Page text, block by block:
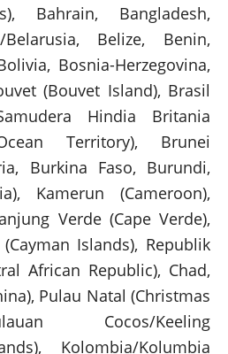
Bahrain, Bangladesh,
Belarusia, Belize, Benin,
Bosnia-Herzegovina,
(Bouvet Island), Brasil
Hindia Britania
Territory), Brunei
Burkina Faso, Burundi,
Kamerun (Cameroon),
Verde (Cape Verde),
Islands), Republik
African Republic), Chad,
Pulau Natal (Christmas
Cocos/Keeling
Kolombia/Kolumbia